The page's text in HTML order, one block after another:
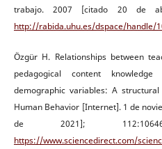
trabajo. 2007 [citado 20 de
http://rabida.uhu.es/dspace/handle/
Özgür H. Relationships between
pedagogical content
demographic variables: A
Human Behavior [Internet]. 1 de
de 2021];
https://www.sciencedirect.com/